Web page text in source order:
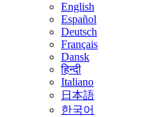
English
Español
Deutsch
Français
Dansk
हिन्दी
Italiano
日本語
한국어